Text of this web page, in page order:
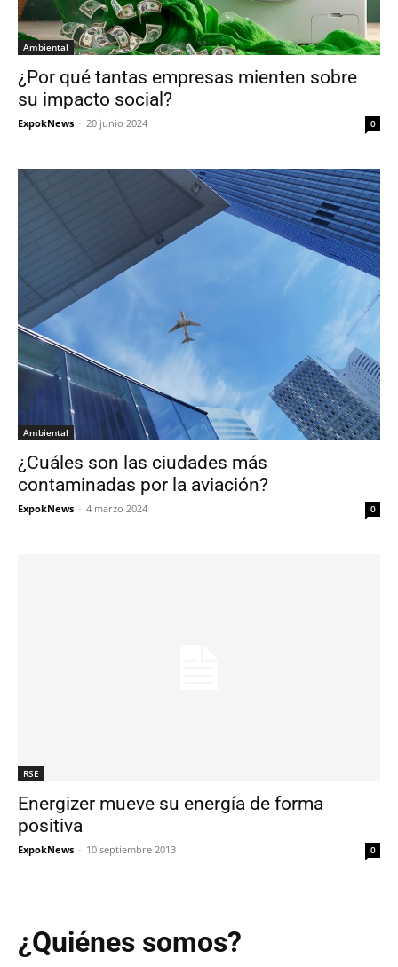
Ambiental
¿Por qué tantas empresas mienten sobre
su impacto social?
ExpokNews - 20 junio 2024 0
Ambiental
¿Cuáles son las ciudades más
contaminadas por la aviación?
ExpokNews - 4 marzo 2024 0
RSE
Energizer mueve su energía de forma
positiva
ExpokNews - 10 septiembre 2013 0
¿Quiénes somos?